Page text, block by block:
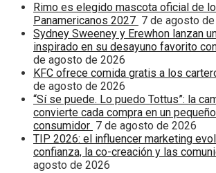
Rimo es elegido mascota oficial de
Panamericanos 2027 7 de agosto
Sydney Sweeney y Erewhon lanzan
inspirado en su desayuno favorito
de agosto de 2026
KFC ofrece comida gratis a los
de agosto de 2026
“Sí se puede. Lo puedo Tottus”: la
convierte cada compra en un
consumidor 7 de agosto de 2026
TIP 2026: el influencer marketing
confianza, la co-creación y las
agosto de 2026